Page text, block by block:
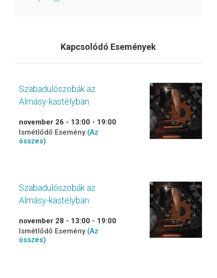
Kapcsolódó Események
Szabadulószobák az
Almásy-kastélyban
november 26 - 13:00 - 19:00
Ismétlődő Esemény (Az
összes)
Szabadulószobák az
Almásy-kastélyban
november 28 - 13:00 - 19:00
Ismétlődő Esemény (Az
összes)